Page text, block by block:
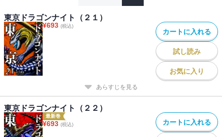
東京ドラゴンナイト（２１）
¥693 (税込)
カートに入れる
試し読み
お気に入り
あらすじを見る
東京ドラゴンナイト（２２）
最新巻
¥693 (税込) カートに入れる